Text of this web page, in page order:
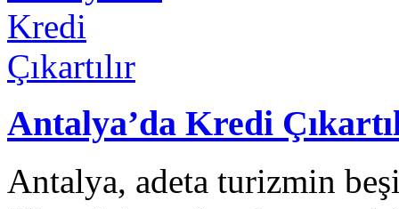
Antalya’da Kredi
Antalya, adeta turizmin